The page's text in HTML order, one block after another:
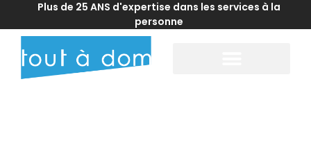
Plus de 25 ANS d'expertise dans les services à la
personne